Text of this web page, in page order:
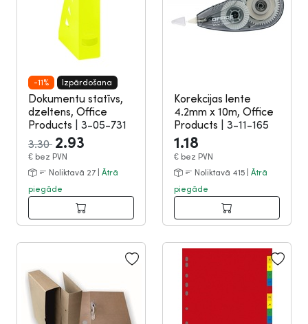
-11% Izpārdošana
Dokumentu statīvs,
dzeltens, Office
Products
3-05-731
3.30 2.93
€ bez PVN
Noliktavā 27 | Ātrā
piegāde
Korekcijas lente
4.2mm x 10m, Office
Products
3-11-165
1.18
€ bez PVN
Noliktavā 415 | Ātrā
piegāde